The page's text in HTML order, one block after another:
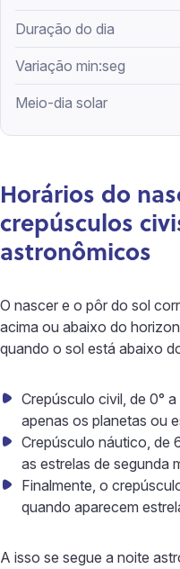
Horários do
crepúsculos
astronômicos
O nascer e o pôr do sol
acima ou abaixo do
quando o sol está abaixo
Crepúsculo civil, de 0°
apenas os planetas ou
Crepúsculo náutico, de
as estrelas de segunda
Finalmente, o
quando aparecem
A isso se segue a noite